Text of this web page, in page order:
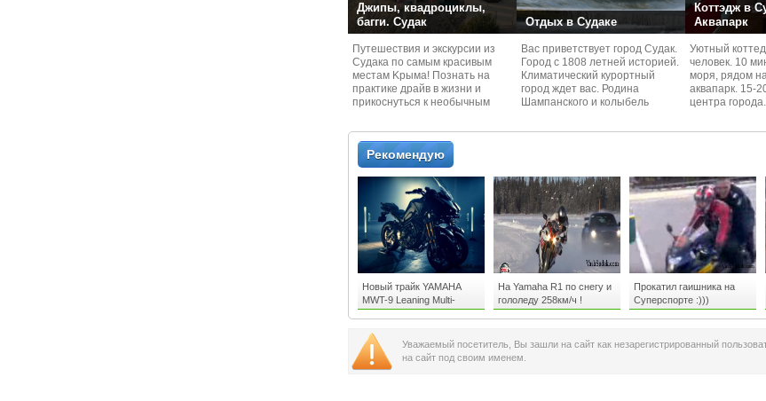
Джипы, квадроциклы,
багги. Судак
Путешествия и экскурcии из
Судaка по самым красивым
местам Kрыма! Познать на
практике драйв в жизни и
прикоснуться к необычным
Отдых в Судаке
Вас приветствует город Судак.
Город с 1808 летней историей.
Климатический курортный
город ждет вас. Родина
Шампанского и колыбель
Коттэдж в
Аквапарк
Уютный
человек. 10
моря, рядом
аквапарк. 15-
центра
Рекомендую
Новый трайк YAMAHA
MWT-9 Leaning Multi-
Wheeler / The 44th Tokyo
На Yamaha R1 по снегу и
гололеду 258км/ч !
Прокатил гаишника на
Суперспорте :)))
Уважаемый посетитель, Вы зашли на сайт как незарегистрированный
на сайт под своим именем.